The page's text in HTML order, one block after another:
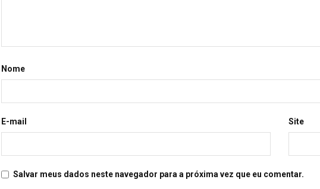
Nome
E-mail Site
Salvar meus dados neste navegador para a próxima vez que eu comentar.